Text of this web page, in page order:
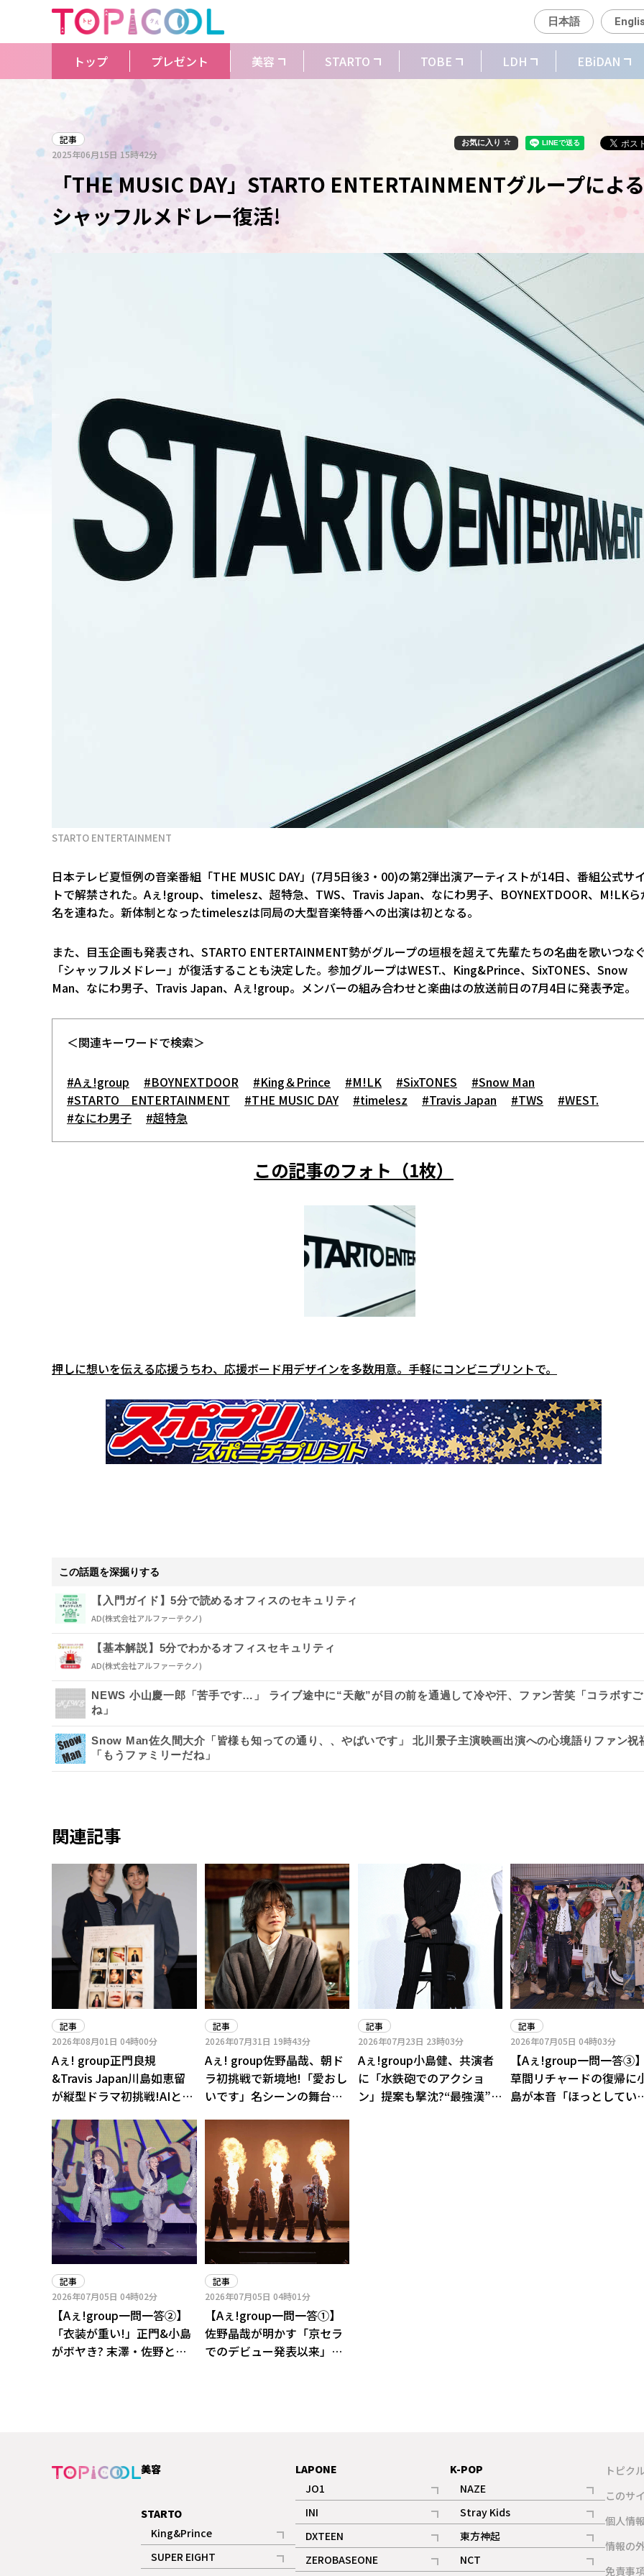
日本語
トップ プレゼント 美容 STARTO TOBE LDH EBiDAN
記事
2025年06月15日 15時42分
お気に入り
「THE MUSIC DAY」STARTO ENTERTAINMENTグループによる
シャッフルメドレー復活!
STARTO ENTERTAINMENT
日本テレビ夏恒例の音楽番組「THE MUSIC DAY」(7月5日後3・00)の第2弾出演アーティストが14日、番組公式サ
トで解禁された。Aぇ!group、timelesz、超特急、TWS、Travis Japan、なにわ男子、BOYNEXTDOOR、M!LKら
名を連ねた。新体制となったtimeleszは同局の大型音楽特番への出演は初となる。
また、目玉企画も発表され、STARTO ENTERTAINMENT勢がグループの垣根を超えて先輩たちの名曲を歌いつな
「シャッフルメドレー」が復活することも決定した。参加グループはWEST.、King&Prince、SixTONES、Snow
Man、なにわ男子、Travis Japan、Aぇ!group。メンバーの組み合わせと楽曲はの放送前日の7月4日に発表予定。
＜関連キーワードで検索＞
#Aぇ!group #BOYNEXTDOOR #King＆Prince #M!LK #SixTONES
#Snow Man
#STARTO ENTERTAINMENT
#THE MUSIC DAY #timelesz #Travis Japan #TWS
#WEST.
#なにわ男子
#超特急
この記事のフォト（1枚）
押しに想いを伝える応援うちわ、応援ボード用デザインを多数用意。手軽にコンビニプリントで。
この話題を深掘りする
【入門ガイド】5分で読めるオフィスのセキュリティ
AD(株式会社アルファーテクノ)
【基本解説】5分でわかるオフィスセキュリティ
AD(株式会社アルファーテクノ)
NEWS 小山慶一郎「苦手です…」 ライブ途中に“天敵”が目の前を通過して冷や汗、ファン苦笑「コラボす
ね」
Snow Man佐久間大介「皆様も知っての通り、、やばいです」 北川景子主演映画出演への心境語りファン祝
「もうファミリーだね」
関連記事
記事
2026年08月01日 04時00分
Aぇ! group正門良規
&Travis Japan川島如恵留
が縦型ドラマ初挑戦!AIと漫
活”描く
記事
2026年07月31日 19時43分
Aぇ! group佐野晶哉、朝ド
ラ初挑戦で新境地!「愛おし
いです」名シーンの舞台裏
記事
2026年07月23日 23時03分
Aぇ!group小島健、共演者
に「水鉄砲でのアクショ
ン」提案も撃沈?“最強漢”の
記事
2026年07月05日04時03分
【Aぇ!group一問一答③
草間リチャードの復帰に
島が本音「ほっとしてい
記事
2026年07月05日 04時02分
【Aぇ!group一問一答②】
「衣装が重い!」正門&小島
がボヤき? 末澤・佐野との
記事
2026年07月05日 04時01分
【Aぇ!group一問一答①】
佐野晶哉が明かす「京セラ
でのデビュー発表以来」の
美容
STARTO
King&Prince
記事
SUPER EIGHT
記事
LAPONE
JO1
記事
ギャラリー
INI
記事
ギャラリー
DXTEEN
記事
ギャラリー
ZEROBASEONE
K-POP
NAZE
記事
Stray Kids
記事
東方神起
記事
NCT
トピク
このサ
個人情
情報の
免責事